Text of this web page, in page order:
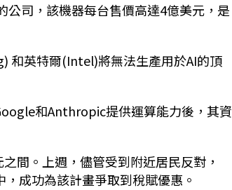
公司，該機器每台售價高達4億美元，是
和英特爾(Intel)將無法生產用於AI的頂
和Anthropic提供運算能力後，其資
間。上週，儘管受到附近居民反對，
成功為該計畫爭取到稅賦優惠。